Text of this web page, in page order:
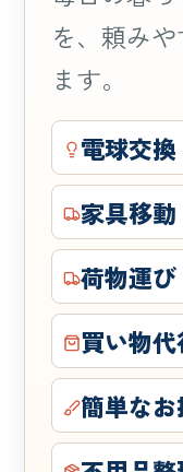
を、頼み
ます。
電球交換
家具移動
荷物運び
買い物
簡単な